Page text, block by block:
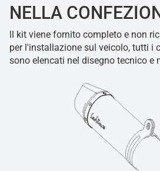
NELLA
ll kit viene fornito completo e non
per l'installazione sul veicolo, tutti i
sono elencati nel disegno tecnico e